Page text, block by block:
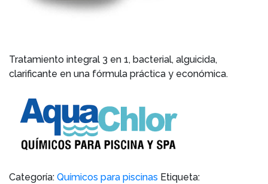
Tratamiento integral 3 en 1, bacterial, alguicida,
clarificante en una fórmula práctica y económica.
Categoría: Químicos para piscinas Etiqueta: